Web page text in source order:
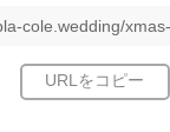
cole.wedding/